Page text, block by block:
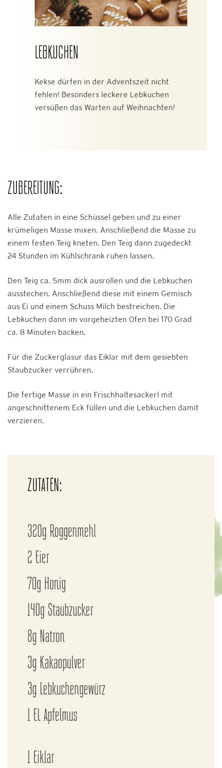
LEBKUCHEN
Kekse dürfen in der Adventszeit nicht
fehlen! Besonders leckere Lebkuchen
versüßen das Warten auf Weihnachten!
ZUBEREITUNG:
Alle Zutaten in eine Schüssel geben und zu einer
krümeligen Masse mixen. Anschließend die Masse zu
einem festen Teig kneten. Den Teig dann zugedeckt
24 Stunden im Kühlschrank ruhen lassen.
Den Teig ca. 5mm dick ausrollen und die Lebkuchen
ausstechen. Anschließend diese mit einem Gemisch
aus Ei und einem Schuss Milch bestreichen. Die
Lebkuchen dann im vorgeheizten Ofen bei 170 Grad
ca. 8 Minuten backen.
Für die Zuckerglasur das Eiklar mit dem gesiebten
Staubzucker verrühren.
Die fertige Masse in ein Frischhaltesackerl mit
angeschnittenem Eck füllen und die Lebkuchen damit
verzieren.
ZUTATEN:
320g Roggenmehl
2 Eier
70g Honig
140g Staubzucker
8g Natron
3g Kakaopulver
3g Lebkuchengewürz
1 EL Apfelmus
1 Eiklar